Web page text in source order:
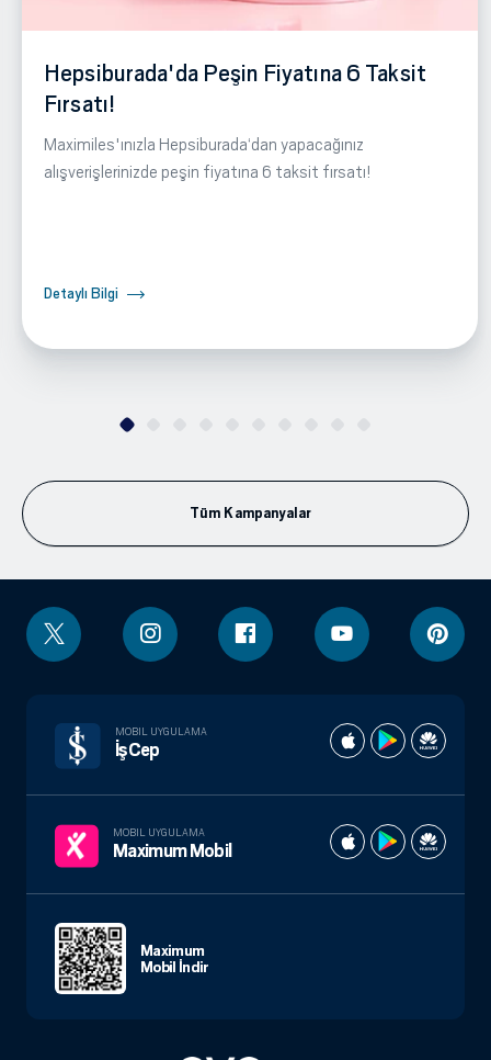
Hepsiburada'da Peşin Fiyatına 6 Taksit
Fırsatı!
Maximiles'ınızla Hepsiburada‘dan yapacağınız
alışverişlerinizde peşin fiyatına 6 taksit fırsatı!
Detaylı Bilgi
Tüm Kampanyalar
MOBIL UYGULAMA
İşCep
MOBIL UYGULAMA
Maximum Mobil
Maximum
Mobil İndir